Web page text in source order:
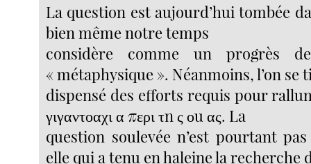
La question est aujourd’hui tombée
bien même notre temps
considère comme un progrès
« métaphysique ». Néanmoins, l’on se
dispensé des efforts requis pour
γιγαντοαχι α περι τn ς οu ας. La
question soulevée n’est pourtant
elle qui a tenu en haleine la recherche